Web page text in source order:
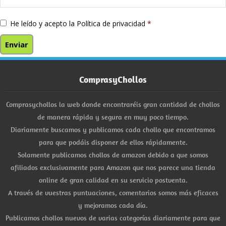
He leído y acepto la Política de privacidad *
ComprasyChollos
Comprasychollos la web donde encontraréis gran cantidad de chollos
de manera rápida y segura en muy poco tiempo.
Diariamente buscamos y publicamos cada chollo que encontramos
para que podáis disponer de ellos rápidamente.
Solamente publicamos chollos de amazon debido a que somos
afiliados exclusivamente para Amazon que nos parece una tienda
online de gran calidad en su servicio postventa.
A través de vuestras puntuaciones, comentarios somos más eficaces
y mejoramos cada día.
Publicamos chollos nuevos de varias categorías diariamente para que